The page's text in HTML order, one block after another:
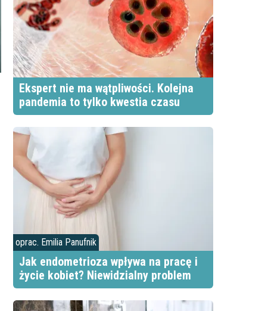
Ekspert nie ma wątpliwości. Kolejna
pandemia to tylko kwestia czasu
oprac. Emilia Panufnik
Jak endometrioza wpływa na pracę i
życie kobiet? Niewidzialny problem